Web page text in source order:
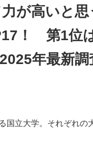
向けIT製品の総合サイト
クトロニクス専門サイト
が高いと
！ 第1位
年最新調
立大学。それぞれの